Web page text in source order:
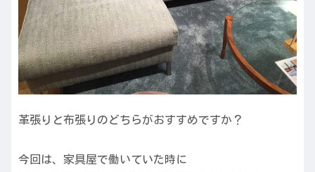
革張りと布張りのどちらがおすすめですか？
今回は、家具屋で働いていた時に